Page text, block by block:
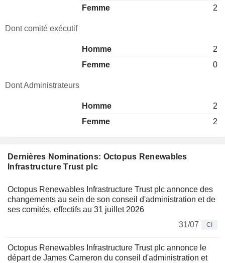
Dernières Nominations: Octopus Renewables
Infrastructure Trust plc
Octopus Renewables Infrastructure Trust plc annonce des
changements au sein de son conseil d'administration et de
ses comités, effectifs au 31 juillet 2026
31/07
CI
Octopus Renewables Infrastructure Trust plc annonce le
départ de James Cameron du conseil d'administration et
Femme
2
Dont comité exécutif
Homme
2
Femme
0
Dont Administrateurs
Homme
2
Femme
2